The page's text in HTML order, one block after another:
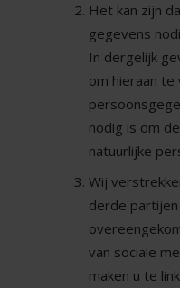
Het kan zijn
gegevens
In dergelijk
om hieraan te
nodig is om
natuurlijke
Wij
derde
van sociale
maken u te